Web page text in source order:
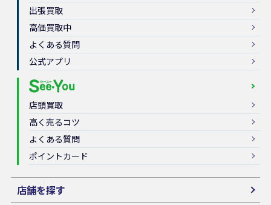
出張買取
高価買取中
よくある質問
公式アプリ
店頭買取
高く売るコツ
よくある質問
ポイントカード
店舗を探す